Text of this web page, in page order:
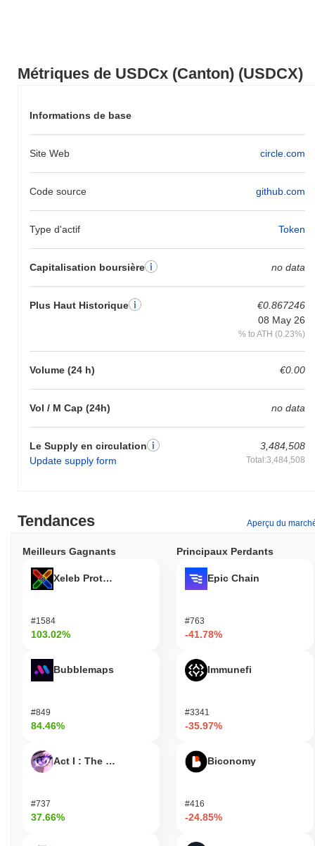
Métriques de USDCx (Canton) (USDCX)
Informations de base
Site Web circle.com
Code source github.com
Type d'actif Token
Capitalisation boursière no data
Plus Haut Historique
€0.867246
08 May 26
% to ATH (0.23%)
Volume (24 h) €0.00
Vol / M Cap (24h) no data
Le Supply en circulation
Update supply form
3,484,508
Total:3,484,508
Tendances Aperçu du
Meilleurs Gagnants
Xeleb Protocol
#1584
103.02%
Bubblemaps
#849
84.46%
Act I : The AI Prophecy
#737
37.66%
Principaux Perdants
Epic Chain
#763
-41.78%
Immunefi
#3341
-35.97%
Biconomy
#416
-24.85%